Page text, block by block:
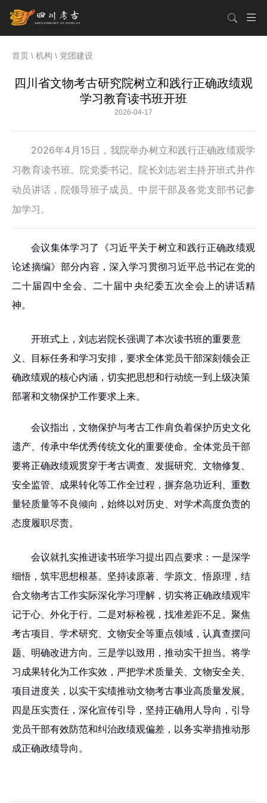
首页 \ 机构 \ 党团建设
四川省文物考古研究院树立和践行正确政绩观
学习教育读书班开班
2026-04-17
2026年4月15日，我院举办树立和践行正确政绩观学
习教育读书班。院党委书记、院长刘志岩主持开班式并作
动员讲话，院领导班子成员、中层干部及各党支部书记参
加学习。
会议集体学习了《习近平关于树立和践行正确政绩观
论述摘编》部分内容，深入学习贯彻习近平总书记在党的
二十届四中全会、二十届中央纪委五次全会上的讲话精
神。
开班式上，刘志岩院长强调了本次读书班的重要意
义、目标任务和学习安排，要求全体党员干部深刻领会正
确政绩观的核心内涵，切实把思想和行动统一到上级决策
部署和文物保护工作要求上来。
会议指出，文物保护与考古工作肩负着保护历史文化
遗产、传承中华优秀传统文化的重要使命。全体党员干部
要将正确政绩观贯穿于考古调查、发掘研究、文物修复、
安全监管、成果转化等工作全过程，摒弃急功近利、重数
量轻质量等不良倾向，始终以对历史、对学术高度负责的
态度履职尽责。
会议就扎实推进读书班学习提出四点要求：一是深学
细悟，筑牢思想根基。坚持读原著、学原文、悟原理，结
合文物考古工作实际深化学习理解，切实将正确政绩观牢
记于心、外化于行。二是对标检视，找准差距不足。聚焦
考古项目、学术研究、文物安全等重点领域，认真查摆问
题、明确改进方向。三是学以致用，推动实干担当。将学
习成果转化为工作实效，严把学术质量关、文物安全关、
项目进度关，以实干实绩推动文物考古事业高质量发展。
四是压实责任，深化宣传引导，坚持正确用人导向，引导
党员干部有效防范和纠治政绩观偏差，以务实举措推动形
成正确政绩导向。